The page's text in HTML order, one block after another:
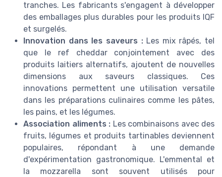
tranches. Les fabricants s'engagent à développer
des emballages plus durables pour les produits IQF
et surgelés.
Innovation dans les saveurs :Les mix râpés, tel
que le ref cheddar conjointement avec des
produits laitiers alternatifs, ajoutent de nouvelles
dimensions aux saveurs classiques. Ces
innovations permettent une utilisation versatile
dans les préparations culinaires comme les pâtes,
les pains, et les légumes.
Association aliments : Les combinaisons avec des
fruits, légumes et produits tartinables deviennent
populaires, répondant à une demande
d'expérimentation gastronomique. L'emmental et
la mozzarella sont souvent utilisés pour